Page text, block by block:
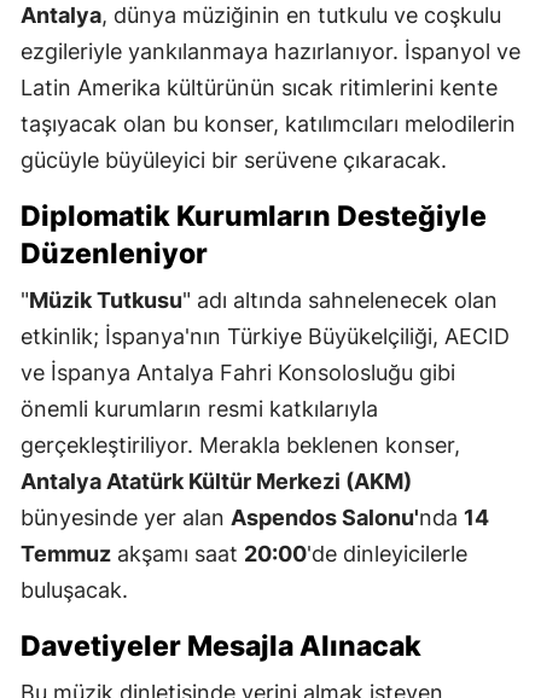
Antalya, dünya müziğinin en tutkulu ve coşkulu
ezgileriyle yankılanmaya hazırlanıyor. İspanyol ve
Latin Amerika kültürünün sıcak ritimlerini kente
taşıyacak olan bu konser, katılımcıları melodilerin
gücüyle büyüleyici bir serüvene çıkaracak.
Diplomatik Kurumların Desteğiyle
Düzenleniyor
"Müzik Tutkusu" adı altında sahnelenecek olan
etkinlik; İspanya'nın Türkiye Büyükelçiliği, AECID
ve İspanya Antalya Fahri Konsolosluğu gibi
önemli kurumların resmi katkılarıyla
gerçekleştiriliyor. Merakla beklenen konser,
Antalya Atatürk Kültür Merkezi (AKM)
bünyesinde yer alan Aspendos Salonu'nda 14
Temmuz akşamı saat 20:00'de dinleyicilerle
buluşacak.
Davetiyeler Mesajla Alınacak
Bu müzik dinletisinde yerini almak isteyen